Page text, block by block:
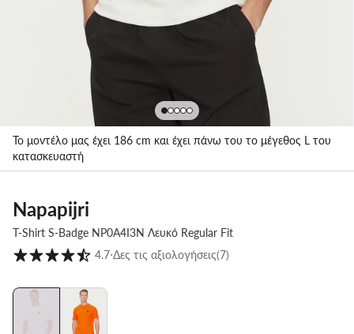
Το μοντέλο μας έχει 186 cm και έχει πάνω του το μέγεθος L του
κατασκευαστή
Napapijri
T-Shirt S-Badge NP0A4I3N Λευκό Regular Fit
Βαθμολογία πελατών σε κλίμακα 1 έως 5
4.7⋅Δες τις αξιολογήσεις(7)